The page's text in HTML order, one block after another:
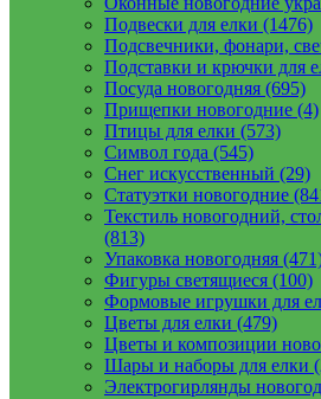
Подвески для елки (1476)
Подсвечники, фонари,
Подставки и крючки для
Посуда новогодняя (695)
Прищепки новогодние (4)
Птицы для елки (573)
Символ года (545)
Снег искусственный (29)
Статуэтки новогодние
Текстиль новогодний,
(813)
Упаковка новогодняя
Фигуры светящиеся (100)
Формовые игрушки для
Цветы для елки (479)
Цветы и композиции
Шары и наборы для елки
Электрогирлянды